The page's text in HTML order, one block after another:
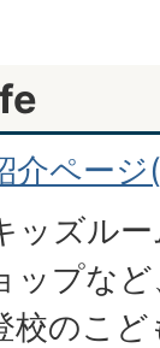
介ペー
ッズル
ップな
校のこ